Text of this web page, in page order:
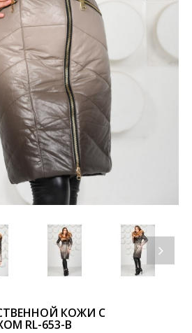
КОЖИ С
RL-653-B